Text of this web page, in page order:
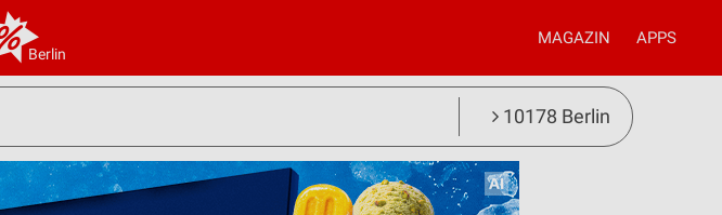
Berlin
MAGAZIN APPS
10178 Berlin